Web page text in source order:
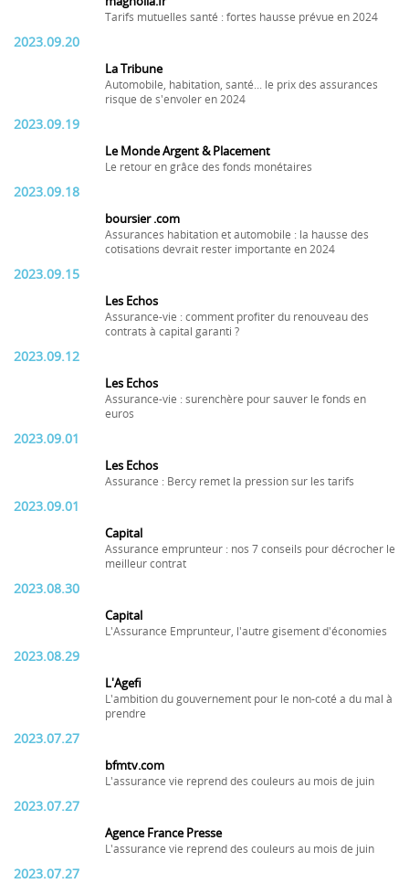
Tarifs mutuelles santé : fortes hausse prévue en 2024
2023.09.20
La Tribune
Automobile, habitation, santé... le prix des assurances
risque de s'envoler en 2024
2023.09.19
Le Monde Argent & Placement
Le retour en grâce des fonds monétaires
2023.09.18
boursier .com
Assurances habitation et automobile : la hausse des
cotisations devrait rester importante en 2024
2023.09.15
Les Echos
Assurance-vie : comment profiter du renouveau des
contrats à capital garanti ?
2023.09.12
Les Echos
Assurance-vie : surenchère pour sauver le fonds en
euros
2023.09.01
Les Echos
Assurance : Bercy remet la pression sur les tarifs
2023.09.01
Capital
Assurance emprunteur : nos 7 conseils pour décrocher le
meilleur contrat
2023.08.30
Capital
L'Assurance Emprunteur, l'autre gisement d'économies
2023.08.29
L'Agefi
L'ambition du gouvernement pour le non-coté a du mal à
prendre
2023.07.27
bfmtv.com
L'assurance vie reprend des couleurs au mois de juin
2023.07.27
Agence France Presse
L'assurance vie reprend des couleurs au mois de juin
2023.07.27